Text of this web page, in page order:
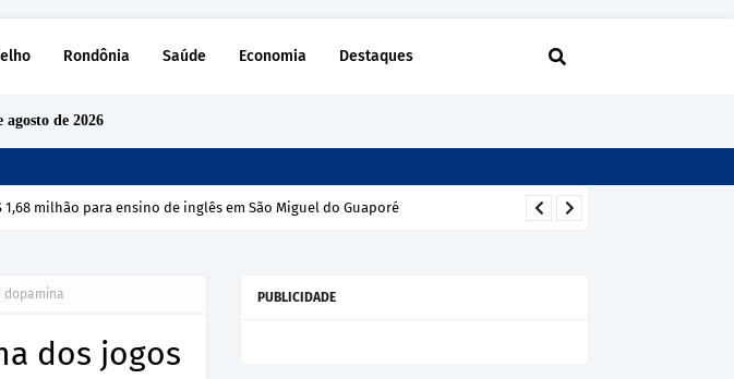
Rondônia Saúde Economia Destaques
de 2026
milhão para ensino de inglês em São Miguel do Guaporé
dopamina
dos jogos
PUBLICIDADE